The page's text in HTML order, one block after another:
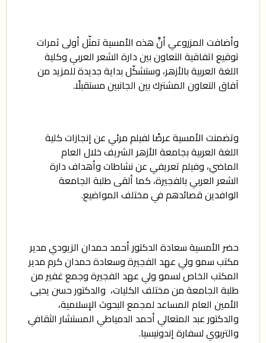
وأضافت المزروعي أنَّ هذه الأمسية تمثّل أولى ثمرات
توقيع اتفاقية التعاون بين دارة الشعر العربي وكلية
اللغة العربية بالأزهر، وستشكّل بداية جديدة للمزيد من
آفاق التعاون المشترك بين الجانبين مستقبلًا.
وتضمنت الأمسية عرضًا لفيلم مرئي عن إنجازات كلية
اللغة العربية بجامعة الأزهر الشريف خلال العام
الماضي، وفيلم تعريفي عن نشاطات وأهداف دارة
الشعر العربي بالفجيرة، كما ألقى طلبة الجامعة
الوافدين قصائدهم في مختلف المواضيع.
حضر الأمسية سعادة الدكتور أحمد حمدان الزيودي مدير
مكتب سمو ولي عهد الفجيرة وسعادة حمدان كرم مدير
المكتب الخاص لسمو ولي عهد الفجيرة وجمع غفير من
طلبة الجامعة من مختلف الكليات، والدكتور حسن يحيى
الأمين العام المساعد لمجمع البحوث الإسلامية،
والدكتور عبد المتعالي أحمد الدمياطي المستشار الثقافي
والتربوي لسفارة إندونيسيا.